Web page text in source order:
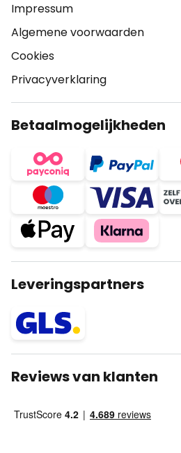
Impressum
Algemene voorwaarden
Cookies
Privacyverklaring
Betaalmogelijkheden
Leveringspartners
Reviews van klanten